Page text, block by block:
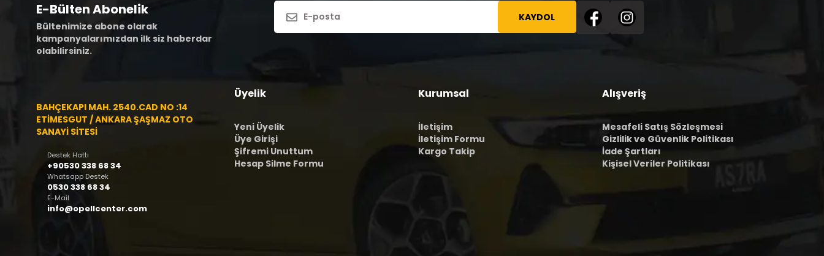
E-Bülten Abonelik
Bültenimize abone olarak
kampanyalarımızdan ilk siz haberdar
olabilirsiniz.
KAYDOL
BAHÇEKAPI MAH. 2540.CAD NO :14
ETİMESGUT / ANKARA ŞAŞMAZ OTO
SANAYİ SİTESİ
Destek Hattı
+90530 338 68 34
Whatsapp Destek
0530 338 68 34
E-Mail
info@opellcenter.com
Üyelik
Yeni Üyelik
Üye Girişi
Şifremi Unuttum
Hesap Silme Formu
Kurumsal
İletişim
İletişim Formu
Kargo Takip
Alışveriş
Mesafeli Satış Sözleşmesi
Gizlilik ve Güvenlik Politikası
İade Şartları
Kişisel Veriler Politikası